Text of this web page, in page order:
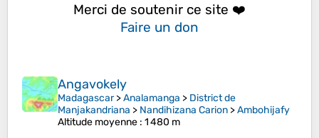
Merci de soutenir ce site ❤️
Faire un don
Angavokely
Madagascar>Analamanga > District de
Manjakandriana > Nandihizana Carion >Ambohijafy
Altitude moyenne : 1 480 m